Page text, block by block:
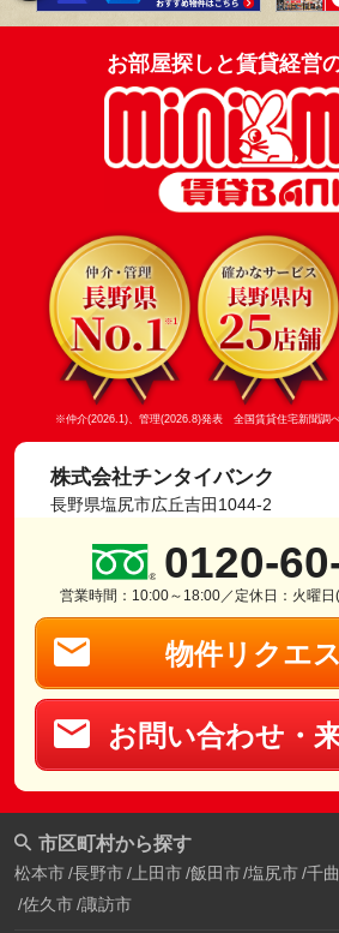
お部屋探しと賃貸経営
※仲介(2026.1)、管理(2026.8)発表 全国賃貸住宅新聞調べ
株式会社チンタイバンク
長野県塩尻市広丘吉田1044-2
0120-
営業時間：10:00～18:00／定休日：火曜
物件リクエ
お問い合わせ・
市区町村から探す
松本市 長野市 上田市 飯田市 塩尻市 千
佐久市 諏訪市